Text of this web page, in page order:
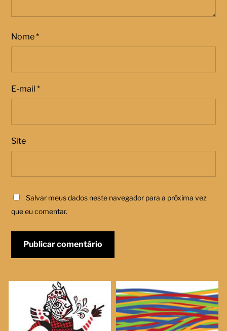
Nome*
E-mail*
Site
Salvar meus dados neste navegador para a próxima vez
que eu comentar.